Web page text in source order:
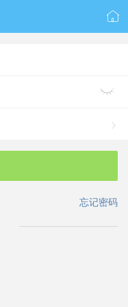



忘记密码